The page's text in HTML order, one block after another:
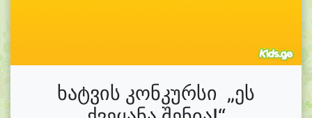
ხატვის კონკურსი „ეს